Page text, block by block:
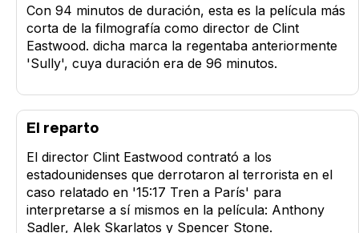
Con 94 minutos de duración, esta es la película más
corta de la filmografía como director de Clint
Eastwood. dicha marca la regentaba anteriormente
'Sully', cuya duración era de 96 minutos.
El reparto
El director Clint Eastwood contrató a los
estadounidenses que derrotaron al terrorista en el
caso relatado en '15:17 Tren a París' para
interpretarse a sí mismos en la película: Anthony
Sadler, Alek Skarlatos y Spencer Stone.